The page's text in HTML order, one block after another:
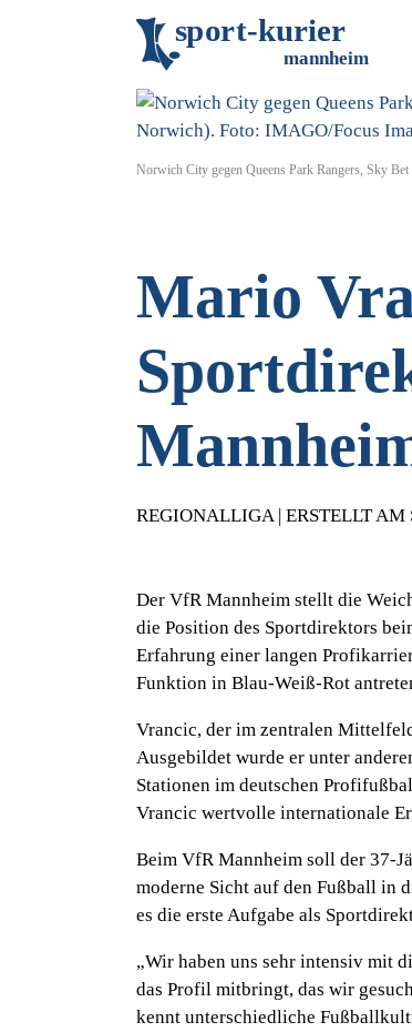
sport-kurier
mannheim
Norwich City gegen Queens Park Rangers, Sky
Mario
REGIONALLIGA | ERSTELLT AM
Der VfR Mannheim stellt die
die Position des Sportdirektors
Erfahrung einer langen
Funktion in Blau-Weiß-Rot
Vrancic, der im zentralen
Ausgebildet wurde er unter
Stationen im deutschen
Vrancic wertvolle internationale
Beim VfR Mannheim soll der 37-
moderne Sicht auf den Fußball in
es die erste Aufgabe als
„Wir haben uns sehr intensiv mit
das Profil mitbringt, das wir
kennt unterschiedliche